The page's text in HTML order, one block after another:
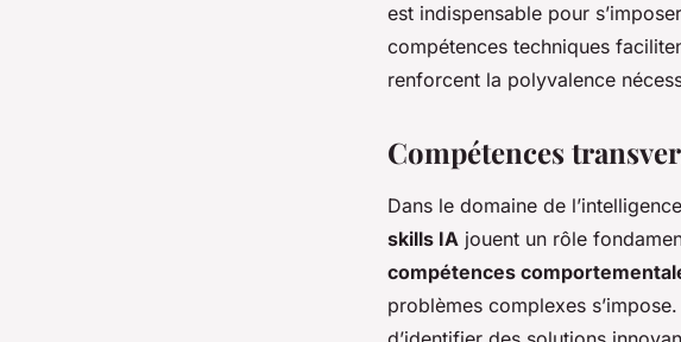
est indispensable pour
compétences techniques
renforcent la polyvalence
Compétences
Dans le domaine de
skills IA jouent un rôle
compétences
problèmes complexes